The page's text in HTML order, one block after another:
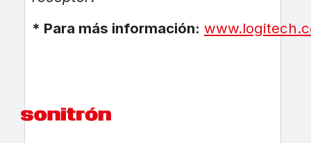
* Para más información: